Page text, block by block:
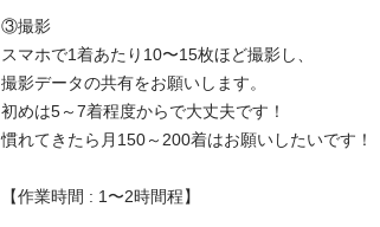
③撮影
スマホで1着あたり10〜15枚ほど撮影し、
撮影データの共有をお願いします。
初めは5～7着程度からで大丈夫です！
慣れてきたら月150～200着はお願いしたいです！
【作業時間 : 1〜2時間程】